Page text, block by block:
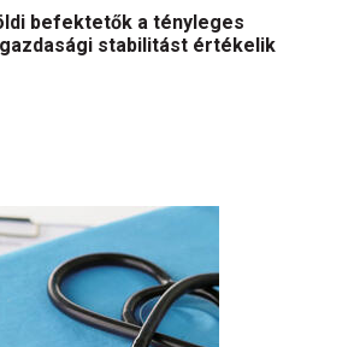
befektetők a tényleges
stabilitást értékelik